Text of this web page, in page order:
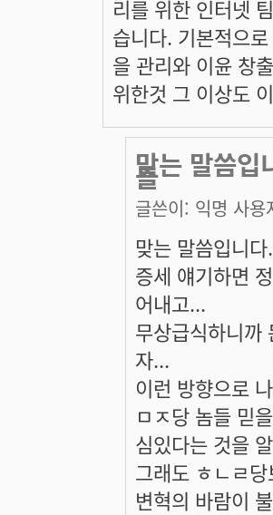
리를 위한 인터넷
습니다. 기본적으
을 관리와 이윤 창
위한것 그 이상도
맞는 말씀입
들
글쓴이: 익명 사용
맞는 말씀입니다.
증세 얘기하면
어내고...
무상급식하니까
자...
이런 방향으로
ㅁㅈ당 놈들 믿
심있다는 것을
그래도 ㅎㄴㄹ
변혁의 바람이